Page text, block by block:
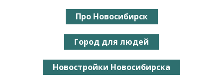
Про Новосибирск
Город для людей
Новостройки Новосибирска